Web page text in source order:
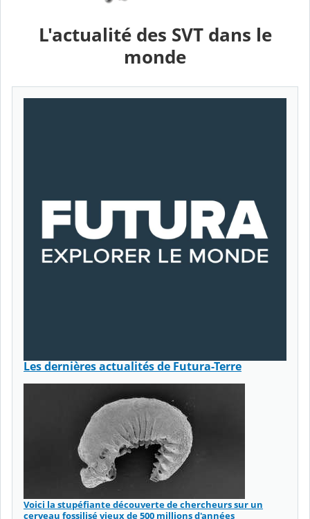
L'actualité des SVT dans le
monde
Les dernières actualités de Futura-Terre
Voici la stupéfiante découverte de chercheurs sur un
cerveau fossilisé vieux de 500 millions d'années